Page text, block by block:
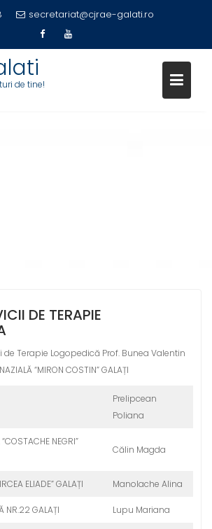
secretariat@cjrae-galati.ro
de tine!
DE TERAPIE
Terapie Logopedică Prof. Bunea Valentin
“MIRON COSTIN” GALAȚI
Prelipcean
Poliana
NEGRI”
Călin Magda
ELIADE” GALAȚI Manolache Alina
NR.22 GALAȚI Lupu Mariana